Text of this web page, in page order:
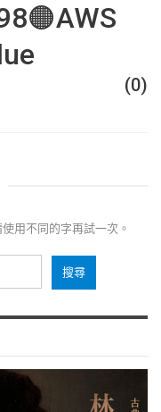
(0)
用不同的字再試一次。